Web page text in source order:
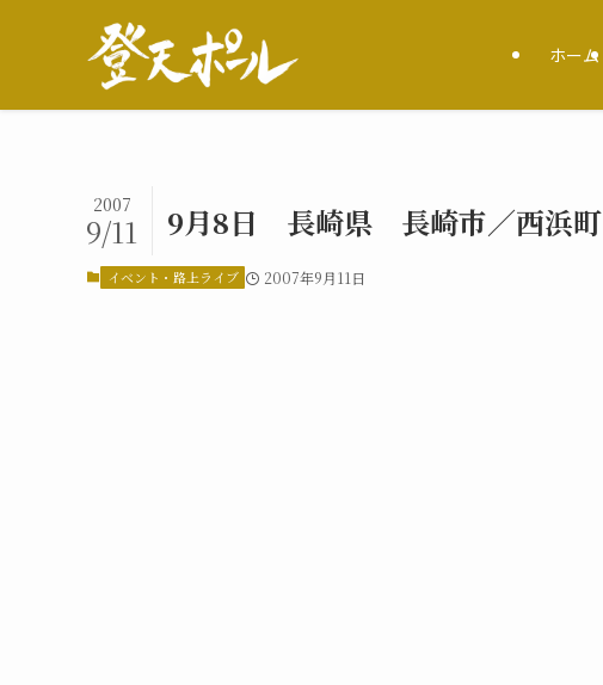
ホーム
9月8日 長崎県 長崎市／西浜町
2007
9/11
イベント・路上ライブ 2007年9月11日